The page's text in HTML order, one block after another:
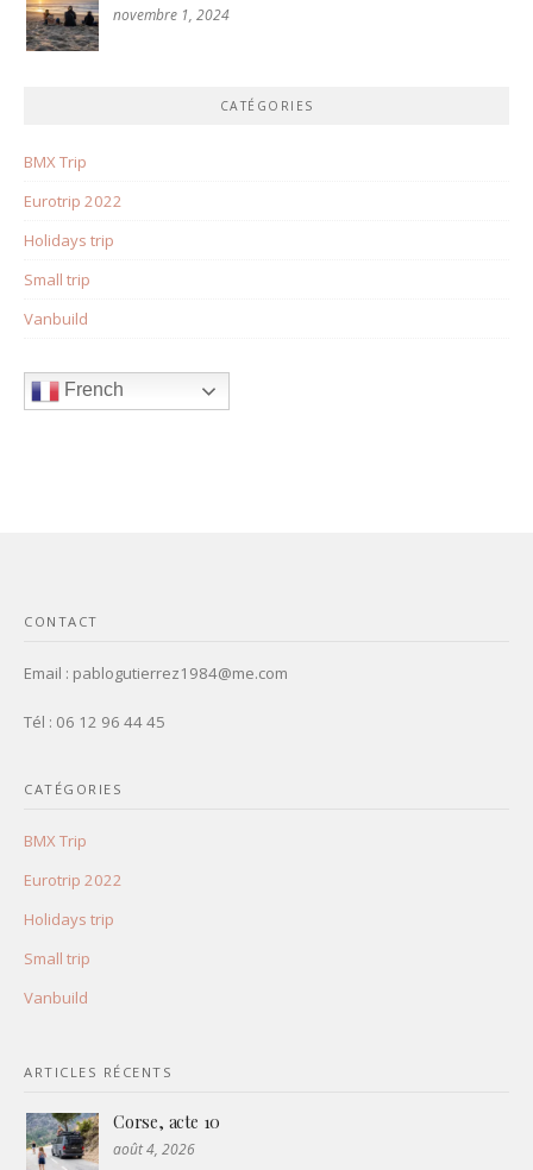
novembre 1, 2024
CATÉGORIES
BMX Trip
Eurotrip 2022
Holidays trip
Small trip
Vanbuild
French
CONTACT
Email : pablogutierrez1984@me.com
Tél : 06 12 96 44 45
CATÉGORIES
BMX Trip
Eurotrip 2022
Holidays trip
Small trip
Vanbuild
ARTICLES RÉCENTS
Corse, acte 10
août 4, 2026